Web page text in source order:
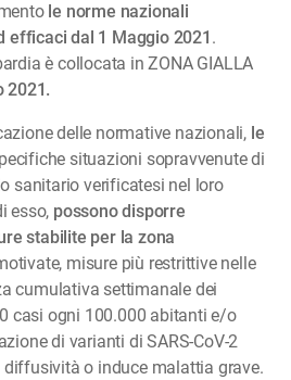
le norme nazionali
efficaci dal 1 Maggio 2021 .
è collocata in ZONA GIALLA
2021.
delle normative nazionali, le
situazioni sopravvenute di
sanitario verificatesi nel loro
esso, possono disporre
stabilite per la zona
misure più restrittive nelle
cumulativa settimanale dei
casi ogni 100.000 abitanti e/o
di varianti di SARS-CoV-2
o induce malattia grave.